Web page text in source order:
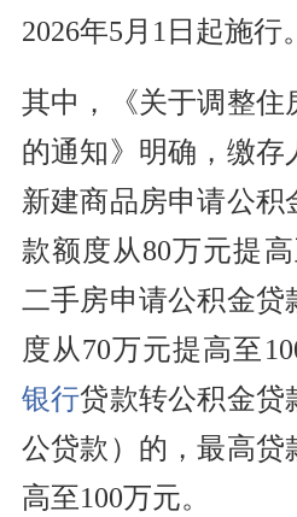
2026年5月1日起施行。
其中，《关于调整住
的通知》明确，缴存
新建商品房申请公积
款额度从80万元提
二手房申请公积金贷
度从70万元提高至
银行贷款转公积金贷
公贷款）的，最高贷
高至100万元。